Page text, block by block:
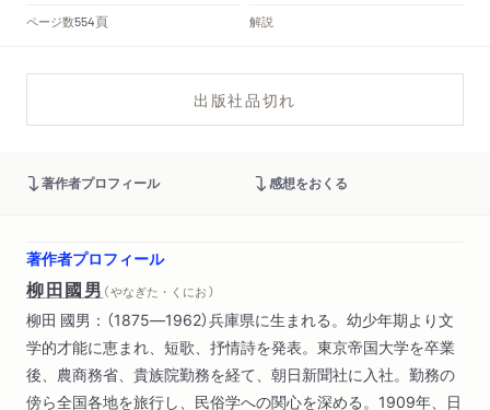
ページ数554頁 解説
出版社品切れ
著作者プロフィール 感想をおくる
著作者プロフィール
柳田國男 （ やなぎた・くにお ）
柳田 國男：（1875―1962）兵庫県に生まれる。幼少年期より文
学的才能に恵まれ、短歌、抒情詩を発表。東京帝国大学を卒業
後、農商務省、貴族院勤務を経て、朝日新聞社に入社。勤務の
傍ら全国各地を旅行し、民俗学への関心を深める。1909年、日